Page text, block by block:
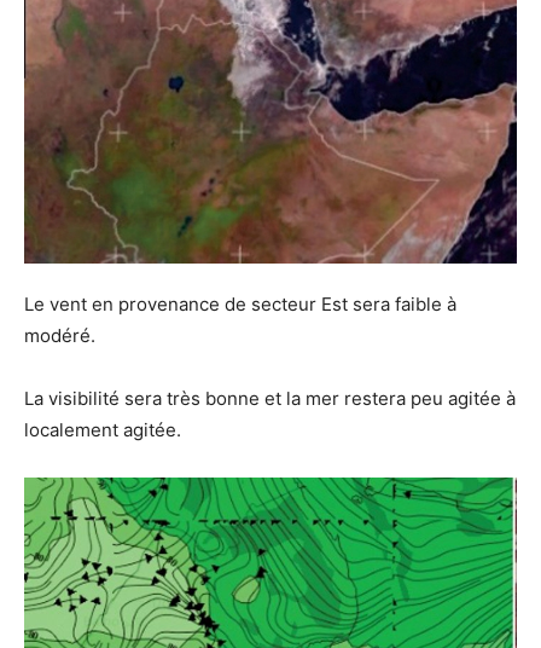
Le vent en provenance de secteur Est sera faible à
modéré.
La visibilité sera très bonne et la mer restera peu agitée à
localement agitée.